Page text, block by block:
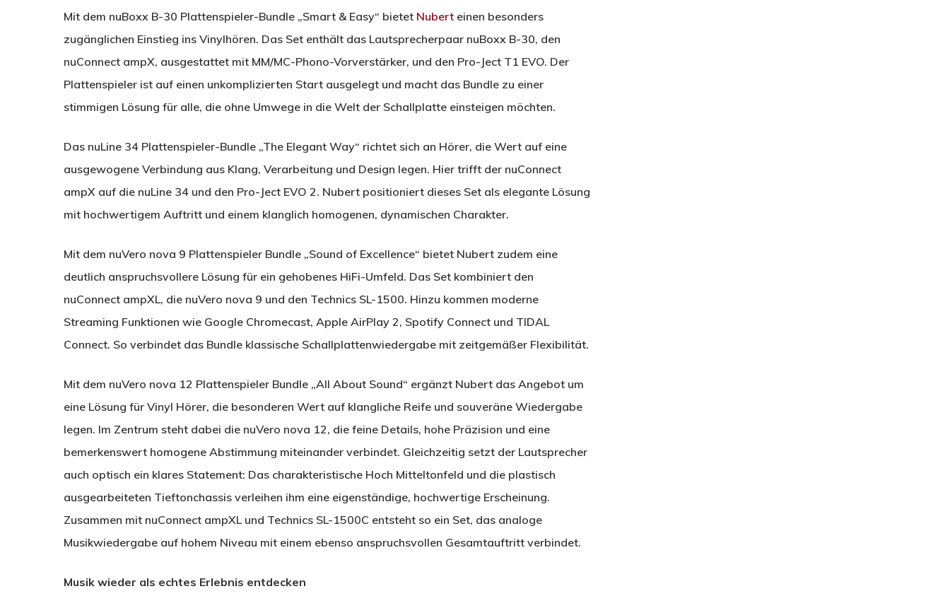
Mit dem nuBoxx B-30 Plattenspieler-Bundle „Smart & Easy“ bietet Nubert einen besonders
zugänglichen Einstieg ins Vinylhören. Das Set enthält das Lautsprecherpaar nuBoxx B-30, den
nuConnect ampX, ausgestattet mit MM/MC-Phono-Vorverstärker, und den Pro-Ject T1 EVO. Der
Plattenspieler ist auf einen unkomplizierten Start ausgelegt und macht das Bundle zu einer
stimmigen Lösung für alle, die ohne Umwege in die Welt der Schallplatte einsteigen möchten.
Das nuLine 34 Plattenspieler-Bundle „The Elegant Way“ richtet sich an Hörer, die Wert auf eine
ausgewogene Verbindung aus Klang, Verarbeitung und Design legen. Hier trifft der nuConnect
ampX auf die nuLine 34 und den Pro-Ject EVO 2. Nubert positioniert dieses Set als elegante Lösung
mit hochwertigem Auftritt und einem klanglich homogenen, dynamischen Charakter.
Mit dem nuVero nova 9 Plattenspieler Bundle „Sound of Excellence“ bietet Nubert zudem eine
deutlich anspruchsvollere Lösung für ein gehobenes HiFi-Umfeld. Das Set kombiniert den
nuConnect ampXL, die nuVero nova 9 und den Technics SL-1500. Hinzu kommen moderne
Streaming Funktionen wie Google Chromecast, Apple AirPlay 2, Spotify Connect und TIDAL
Connect. So verbindet das Bundle klassische Schallplattenwiedergabe mit zeitgemäßer Flexibilität.
Mit dem nuVero nova 12 Plattenspieler Bundle „All About Sound“ ergänzt Nubert das Angebot um
eine Lösung für Vinyl Hörer, die besonderen Wert auf klangliche Reife und souveräne Wiedergabe
legen. Im Zentrum steht dabei die nuVero nova 12, die feine Details, hohe Präzision und eine
bemerkenswert homogene Abstimmung miteinander verbindet. Gleichzeitig setzt der Lautsprecher
auch optisch ein klares Statement: Das charakteristische Hoch Mitteltonfeld und die plastisch
ausgearbeiteten Tieftonchassis verleihen ihm eine eigenständige, hochwertige Erscheinung.
Zusammen mit nuConnect ampXL und Technics SL-1500C entsteht so ein Set, das analoge
Musikwiedergabe auf hohem Niveau mit einem ebenso anspruchsvollen Gesamtauftritt verbindet.
Musik wieder als echtes Erlebnis entdecken